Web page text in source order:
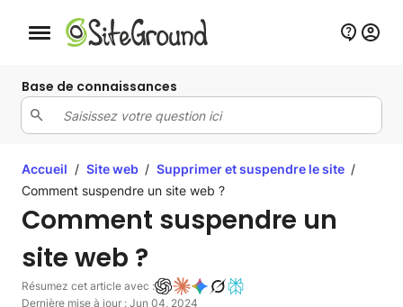
Bouton de navigation mobile
Base de connaissances
Accueil / Site web / Supprimer et suspendre le site /
Comment suspendre un site web ?
Comment suspendre un
site web ?
Résumez cet article avec :
Dernière mise à jour : Jun 04, 2024